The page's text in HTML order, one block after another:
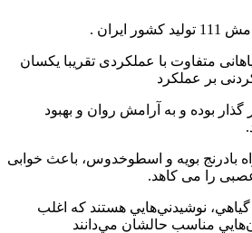
ایران .
متفاوت با عملکردی تقریبا یکسان
بر عملکرد
بوده و به آرامش روان و بهبود
بادرنج بویه و اسطوخدوس، باعث خوابی
را می کاهد.
نوشيدني‌هايي هستند که اغلب
مناسب حالشان مي‌دانند